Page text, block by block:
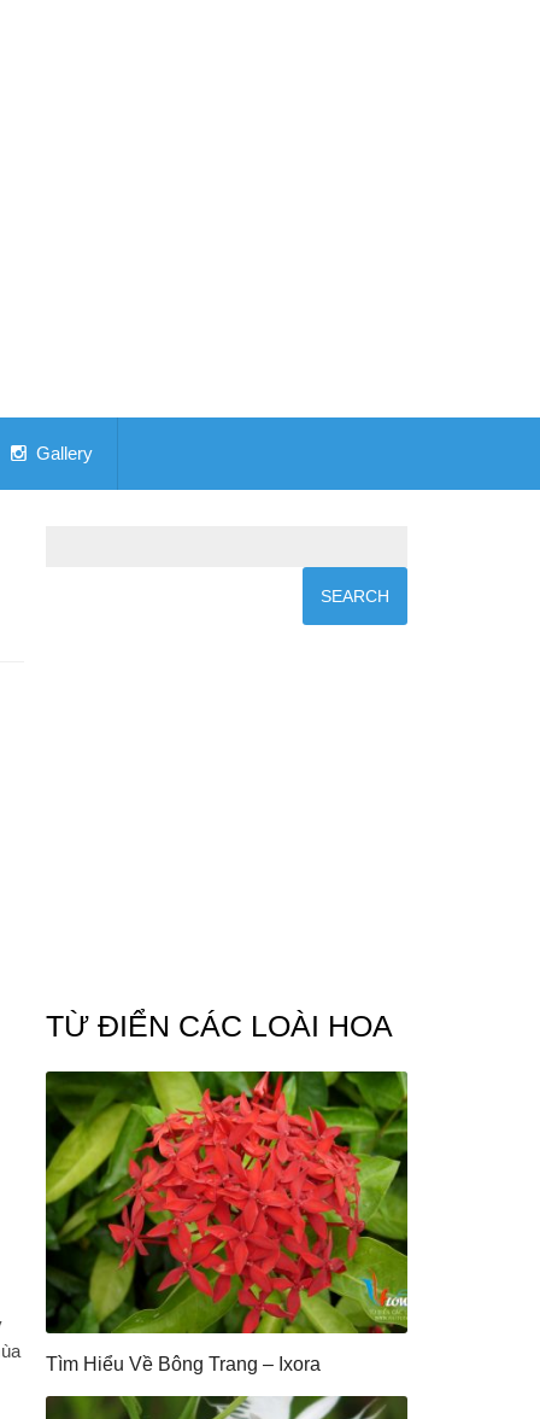
Gallery
TỪ ĐIỂN CÁC LOÀI HOA
Tìm Hiểu Về Bông Trang – Ixora